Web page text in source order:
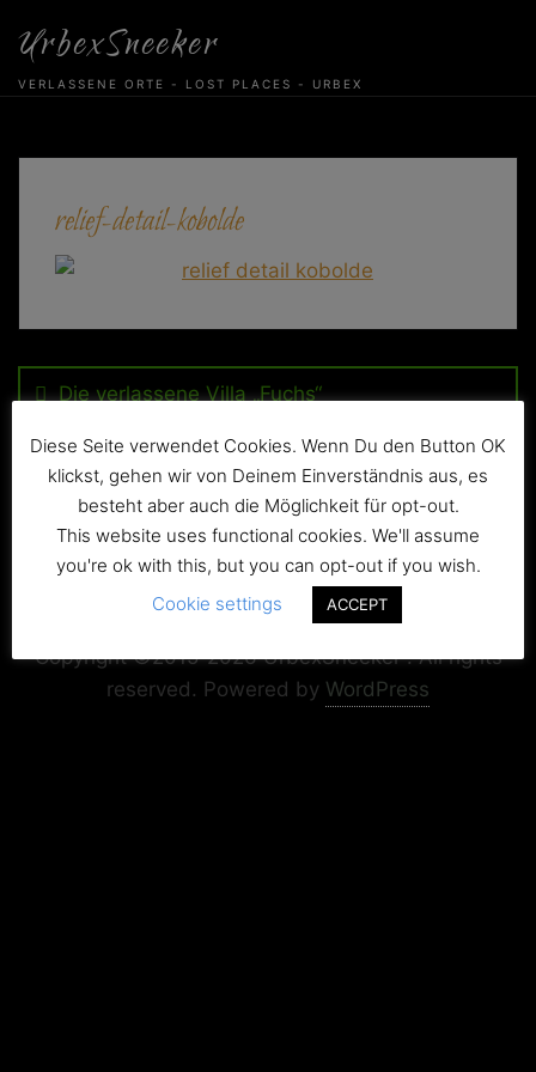
content
UrbexSneeker
VERLASSENE ORTE - LOST PLACES - URBEX
relief-detail-kobolde
Die verlassene Villa „Fuchs“
Copyright+Impressum Privacy & Cookie Policy
Copyright ©2015-2026 UrbexSneeker . All rights
reserved. Powered by WordPress
Diese Seite verwendet Cookies. Wenn Du den Button OK
klickst, gehen wir von Deinem Einverständnis aus, es
besteht aber auch die Möglichkeit für opt-out.
This website uses functional cookies. We'll assume
you're ok with this, but you can opt-out if you wish.
Cookie settings
ACCEPT